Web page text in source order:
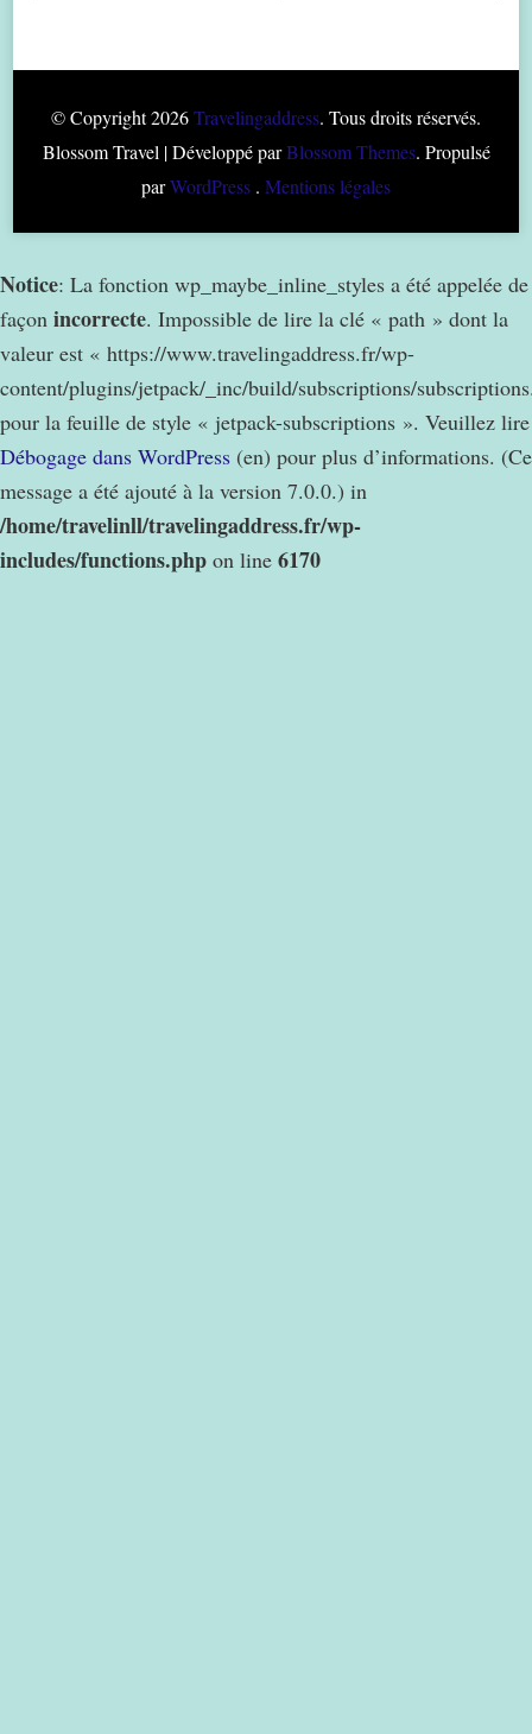
© Copyright 2026Travelingaddress. Tous droits réservés.
Blossom Travel | Développé parBlossom Themes. Propulsé
parWordPress . Mentions légales
Notice: La fonction wp_maybe_inline_styles a été appelée de
façon incorrecte. Impossible de lire la clé « path » dont la
valeur est « https://www.travelingaddress.fr/wp-
content/plugins/jetpack/_inc/build/subscriptions/
pour la feuille de style « jetpack-subscriptions ». Veuillez lire
Débogage dans WordPress (en) pour plus d’informations. (Ce
message a été ajouté à la version 7.0.0.) in
/home/travelinll/travelingaddress.fr/wp-
includes/functions.php on line 6170